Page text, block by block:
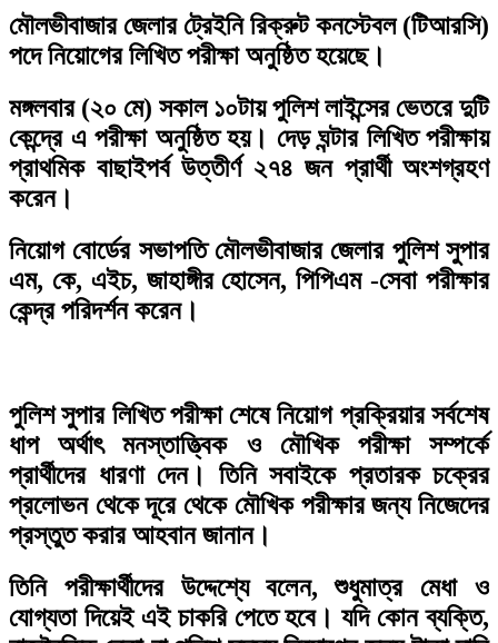
মৌলভীবাজার জেলার ট্রেইনি রিক্রুট কনস্টেবল (টিআরসি)
পদে নিয়োগের লিখিত পরীক্ষা অনুষ্ঠিত হয়েছে।
মঙ্গলবার (২০ মে) সকাল ১০টায় পুলিশ লাইন্সের ভেতরে দুটি
কেন্দ্রে এ পরীক্ষা অনুষ্ঠিত হয়। দেড় ঘন্টার লিখিত পরীক্ষায়
প্রাথমিক বাছাইপর্ব উত্তীর্ণ ২৭৪ জন প্রার্থী অংশগ্রহণ
করেন।
নিয়োগ বোর্ডের সভাপতি মৌলভীবাজার জেলার পুলিশ সুপার
এম, কে, এইচ, জাহাঙ্গীর হোসেন, পিপিএম -সেবা পরীক্ষার
কেন্দ্র পরিদর্শন করেন।
পুলিশ সুপার লিখিত পরীক্ষা শেষে নিয়োগ প্রক্রিয়ার সর্বশেষ
ধাপ অর্থাৎ মনস্তাত্ত্বিক ও মৌখিক পরীক্ষা সম্পর্কে
প্রার্থীদের ধারণা দেন। তিনি সবাইকে প্রতারক চক্রের
প্রলোভন থেকে দূরে থেকে মৌখিক পরীক্ষার জন্য নিজেদের
প্রস্তুত করার আহবান জানান।
তিনি পরীক্ষার্থীদের উদ্দেশ্যে বলেন, শুধুমাত্র মেধা ও
যোগ্যতা দিয়েই এই চাকরি পেতে হবে। যদি কোন ব্যক্তি,